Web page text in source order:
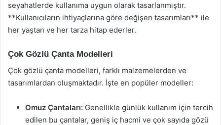
seyahatlerde kullanıma uygun olarak tasarlanmıştır.
**Kullanıcıların ihtiyaçlarına göre değişen tasarımları** ile
her yaştan ve her tarza hitap ederler.
Çok Gözlü Çanta Modelleri
Çok gözlü çanta modelleri, farklı malzemelerden ve
tasarımlardan oluşmaktadır. İşte en popüler modeller:
Omuz Çantaları: Genellikle günlük kullanım için tercih
edilen bu çantalar, geniş iç hacmi ve çok sayıda gözü